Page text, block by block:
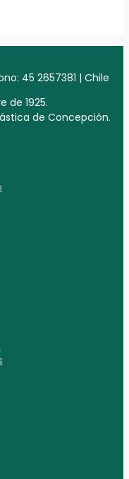
45 2657381 | Chile
de 1925.
de Concepción.